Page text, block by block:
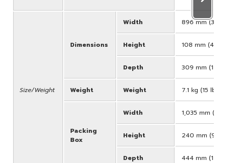
Size/Weight
Dimensions
Width 896 mm (35-
Height 108 mm (4-1/
Depth 309 mm (12-
Weight Weight 7.1 kg (15 lb,
Packing
Box
Width 1,035 mm
Height 240 mm (9-7/
Depth 444 mm (17-